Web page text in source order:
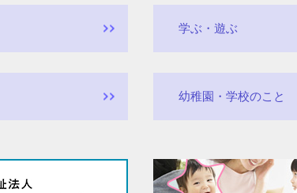
学ぶ・遊ぶ
幼稚園・学校のこと